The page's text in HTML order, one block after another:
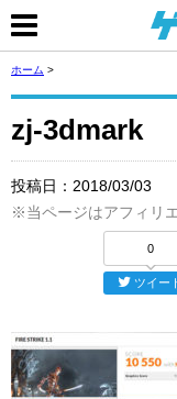
ホーム >
zj-3dmark
投稿日： 2018/03/03
※当ページはアフィリ
0
ツイー